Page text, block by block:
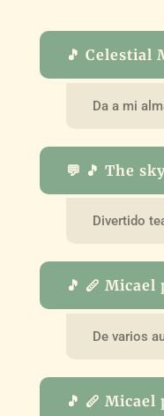
🎵 Celestial
Da a mi
💬 🎵 The
Divertido
🎵 🪈
De varios
🎵 🪈